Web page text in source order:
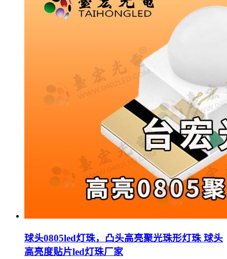
球头0805led灯珠，凸头高亮聚光珠形灯珠 球头
高亮度贴片led灯珠厂家